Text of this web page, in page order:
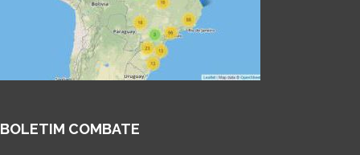
BOLETIM COMBATE